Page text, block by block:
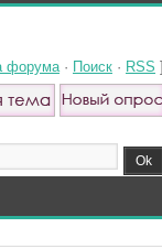
форума· Поиск · RSS ]